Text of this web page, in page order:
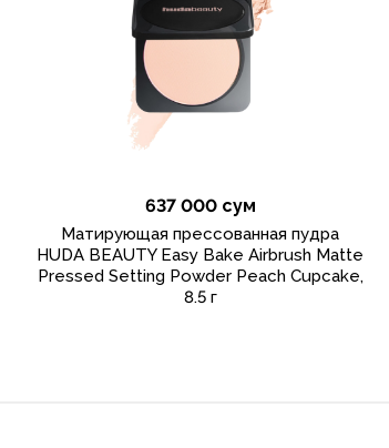
637 000 сум
Матирующая прессованная пудра
HUDA BEAUTY Easy Bake Airbrush Matte
Pressed Setting Powder Peach Cupcake,
8.5 г